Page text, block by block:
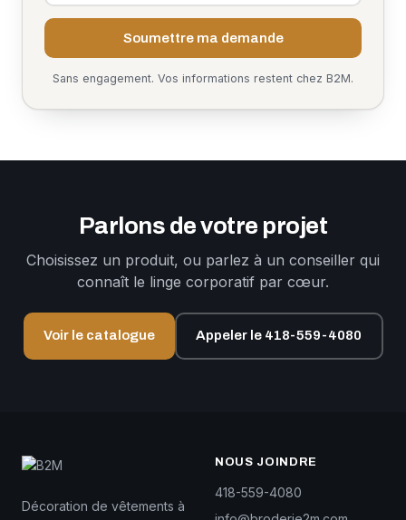
Soumettre ma demande
Sans engagement. Vos informations restent chez B2M.
Parlons de votre projet
Choisissez un produit, ou parlez à un conseiller qui
connaît le linge corporatif par cœur.
Voir le catalogue Appeler le 418-559-4080
Décoration de vêtements à
NOUS JOINDRE
418-559-4080